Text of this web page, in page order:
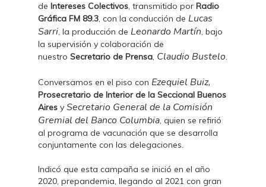
deIntereses Colectivos, transmitido porRadio
Gráfica FM 89.3, con la conducción de Lucas
Sarri, la producción de Leonardo Martín, bajo
la supervisión y colaboración de
nuestroSecretario de Prensa, Claudio Bustelo.
Conversamos en el piso con Ezequiel Buiz,
Prosecretario de Interior de la Seccional Buenos
Aires ySecretario General de la Comisión
Gremial del Banco Columbia, quien se refirió
al programa de vacunación que se desarrolla
conjuntamente con las delegaciones.
Indicó que esta campaña se inició en el año
2020, prepandemia, llegando al 2021 con gran